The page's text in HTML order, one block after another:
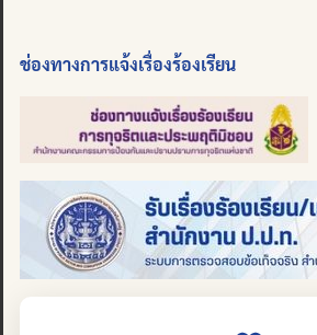
ช่องทางการแจ้งเรื่องร้องเรียน